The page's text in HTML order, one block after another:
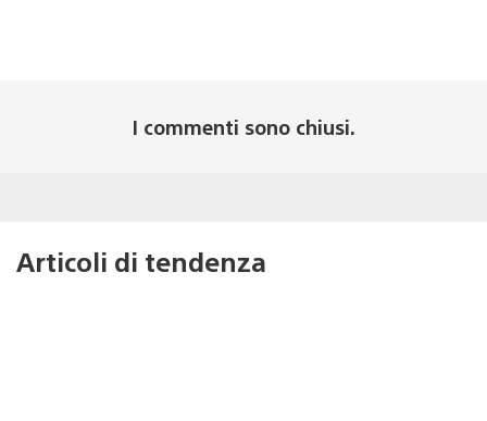
I commenti sono chiusi.
Articoli di tendenza